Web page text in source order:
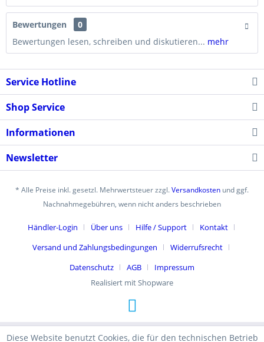
Bewertungen
0
Bewertungen lesen, schreiben und diskutieren... mehr
Service Hotline
Shop Service
Informationen
Newsletter
* Alle Preise inkl. gesetzl. Mehrwertsteuer zzgl.Versandkosten und ggf.
Nachnahmegebühren, wenn nicht anders beschrieben
Händler-Login Über uns Hilfe / Support
Kontakt
Versand und Zahlungsbedingungen
Widerrufsrecht
Datenschutz
AGB
Impressum
Realisiert mit Shopware
Diese Website benutzt Cookies, die für den technischen Betrieb